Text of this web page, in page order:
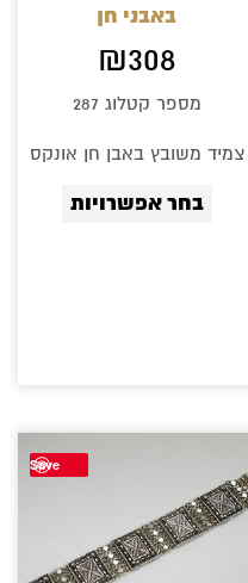
באבני חן
₪308
מספר קטלוג 287
צמיד משובץ באבן חן אונקס
בחר אפשרויות
Save